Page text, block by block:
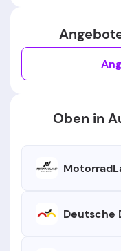
Oben in
Deutsche